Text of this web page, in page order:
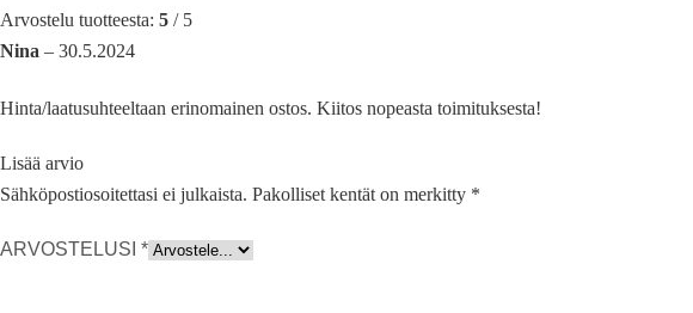
Arvostelu tuotteesta: 5 / 5
Nina – 30.5.2024
Hinta/laatusuhteeltaan erinomainen ostos. Kiitos nopeasta toimituksesta!
Lisää arvio
Sähköpostiosoitettasi ei julkaista. Pakolliset kentät on merkitty *
ARVOSTELUSI *